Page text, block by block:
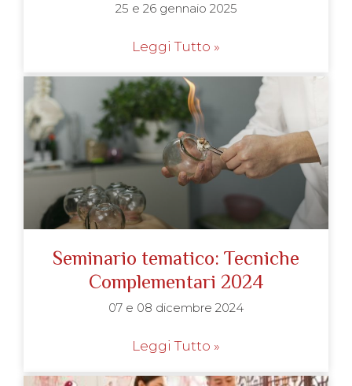
25 e 26 gennaio 2025
Leggi Tutto »
Seminario tematico: Tecniche
Complementari 2024
07 e 08 dicembre 2024
Leggi Tutto »